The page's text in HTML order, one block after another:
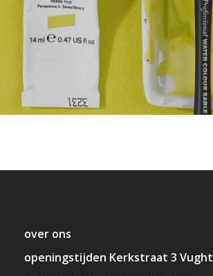
over ons
openingstijden Kerkstraat 3 Vught